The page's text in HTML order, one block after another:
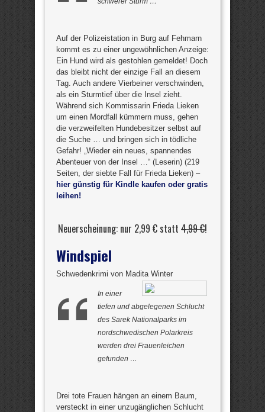
Auf der Polizeistation in Burg auf Fehmarn
kommt es zu einer ungewöhnlichen Anzeige:
Ein Hund wird als gestohlen gemeldet! Doch
das bleibt nicht der einzige Fall an diesem
Tag. Auch andere Vierbeiner verschwinden,
als ein Sturmtief über die Insel zieht.
Während sich Kommissarin Frieda Lieken
um einen Mordfall kümmern muss, gehen
die verzweifelten Hundebesitzer selbst auf
die Suche … und bringen sich in tödliche
Gefahr! „Wieder ein neues, spannendes
Abenteuer von der Insel …“ (Leserin) (219
Seiten, der siebte Fall für Frieda Lieken) –
hier günstig für Kindle kaufen oder gratis
leihen!
Neuerscheinung: nur 2,99 € statt 4,99 €!
Windspiel
Schwedenkrimi von Madita Winter
In einer
tiefen und abgelegenen Schlucht
des Sarek Nationalparks im
nordschwedischen Polarkreis
werden drei Frauenleichen
gefunden …
Drei tote Frauen hängen an einem Baum,
versteckt in einer unzugänglichen Schlucht